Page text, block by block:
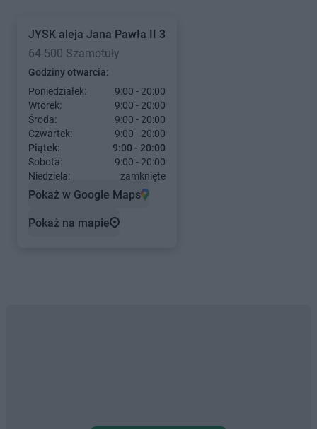
JYSK aleja Jana Pawła II 3
64-500 Szamotuły
Godziny otwarcia:
Poniedziałek:
9:00 - 20:00
Wtorek:
9:00 - 20:00
Środa:
9:00 - 20:00
Czwartek:
9:00 - 20:00
Piątek:
9:00 - 20:00
Sobota:
9:00 - 20:00
Niedziela:
zamknięte
Pokaż w Google Maps
Pokaż na mapie